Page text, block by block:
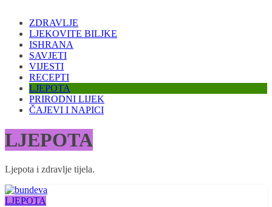
ZDRAVLJE
LJEKOVITE BILJKE
ISHRANA
SAVJETI
VIJESTI
RECEPTI
LJEPOTA
PRIRODNI LIJEK
ČAJEVI I NAPICI
LJEPOTA
Ljepota i zdravlje tijela.
LJEPOTA